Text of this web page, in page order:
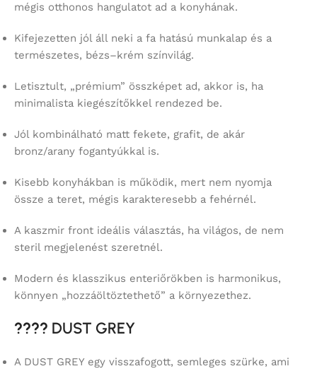
mégis otthonos hangulatot ad a konyhának.
Kifejezetten jól áll neki a fa hatású munkalap és a
természetes, bézs–krém színvilág.
Letisztult, „prémium” összképet ad, akkor is, ha
minimalista kiegészítőkkel rendezed be.
Jól kombinálható matt fekete, grafit, de akár
bronz/arany fogantyúkkal is.
Kisebb konyhákban is működik, mert nem nyomja
össze a teret, mégis karakteresebb a fehérnél.
A kaszmir front ideális választás, ha világos, de nem
steril megjelenést szeretnél.
Modern és klasszikus enteriőrökben is harmonikus,
könnyen „hozzáöltöztethető” a környezethez.
???? DUST GREY
A DUST GREY egy visszafogott, semleges szürke, ami